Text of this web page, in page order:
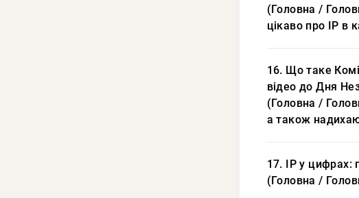
(Головна /
цікаво про IP в
16. Що таке
відео до Дня
(Головна /
а також
17. IP у цифрах:
(Головна /